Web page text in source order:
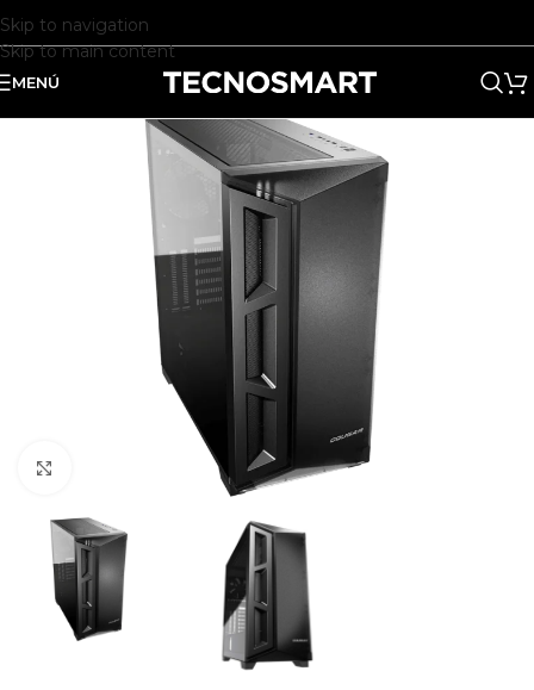
Skip to navigation
Skip to main content
MENÚ